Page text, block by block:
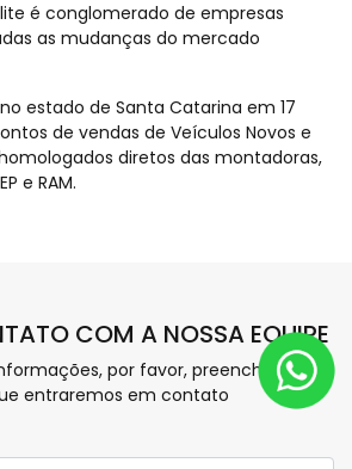
é conglomerado de empresas
as mudanças do mercado
estado de Santa Catarina em 17
de vendas de Veículos Novos e
diretos das montadoras,
e RAM.
COM A NOSSA EQUIPE
por favor, preencha o
entraremos em contato